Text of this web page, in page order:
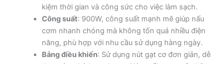
kiệm thời gian và công sức cho việc làm sạch.
Công suất: 900W, công suất mạnh mẽ giúp nấu
cơm nhanh chóng mà không tốn quá nhiều điện
năng, phù hợp với nhu cầu sử dụng hàng ngày.
Bảng điều khiển: Sử dụng nút gạt cơ đơn giản, dễ